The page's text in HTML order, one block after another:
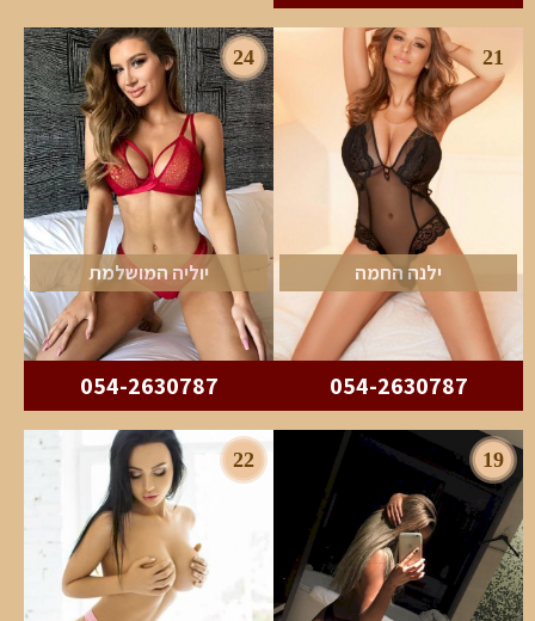
21
ילנה החמה
054-2630787
24
יוליה המושלמת
054-2630787
19
22